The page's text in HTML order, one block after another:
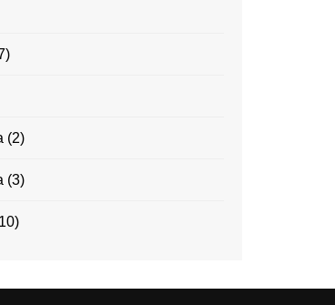
(2)
(3)